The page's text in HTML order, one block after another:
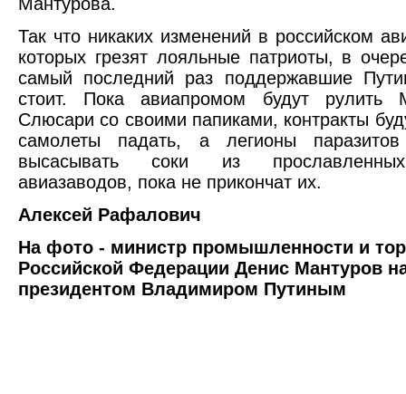
Так что никаких изменений в российском
которых грезят лояльные патриоты, в
самый последний раз поддержавшие
стоит. Пока авиапромом будут рулить
Слюсари со своими папиками, контракты
самолеты падать, а легионы
высасывать соки из
авиазаводов, пока не прикончат их.
Алексей Рафалович
На фото - министр промышленности и
Российской Федерации Денис Мантуров
президентом Владимиром Путиным